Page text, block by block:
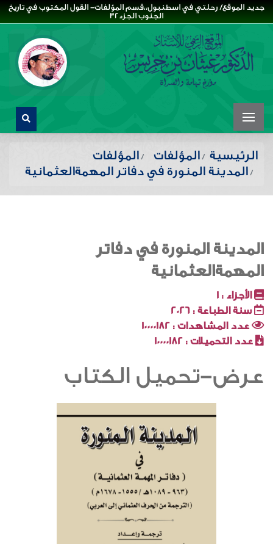
جديد الموقع/ رحلتي في اسطنبول،،قسم المؤلفات- القول المكتوب في تاريخ
الجنوب الجزء32
الرئيسية المؤلفات
المؤلفات
المدينة المنورة في دفاتر المهمةالعثمانية
المدينة المنورة في دفاتر
المهمةالعثمانية
الأجزاء : 1
سنة الطباعة : 2026
عدد المشاهدات : 10000182
عدد التحميلات : 10000182
عرض-تحميل الكتاب